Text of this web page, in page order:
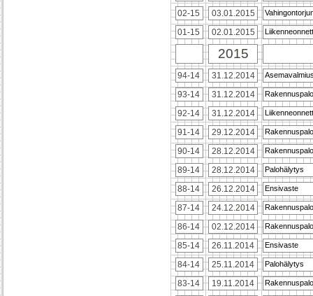
02-15 03.01.2015
01-15 02.01.2015
2015
94-14 31.12.2014
93-14 31.12.2014 Rakennuspalo
92-14 31.12.2014
91-14 29.12.2014 Rakennuspalo
90-14 28.12.2014 Rakennuspalo
89-14 28.12.2014 Palohälytys
88-14 26.12.2014 Ensivaste
87-14 24.12.2014 Rakennuspalo
86-14 02.12.2014 Rakennuspalo
85-14 26.11.2014 Ensivaste
84-14 25.11.2014 Palohälytys
83-14 19.11.2014 Rakennuspalo